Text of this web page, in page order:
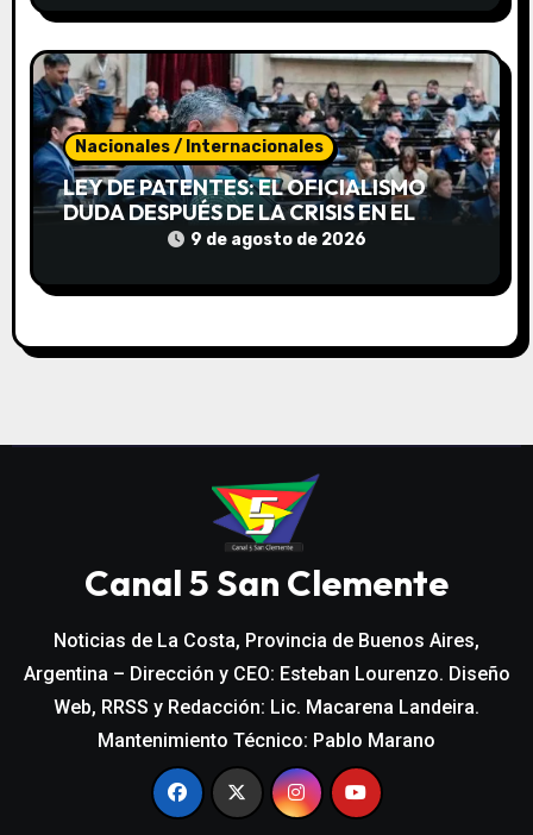
s
Nacionales / Internacionales
LEY DE PATENTES: EL OFICIALISMO
DUDA DESPUÉS DE LA CRISIS EN EL
9 de agosto de 2026
Canal 5 San Clemente
Noticias de La Costa, Provincia de Buenos Aires,
Argentina – Dirección y CEO: Esteban Lourenzo. Diseño
Web, RRSS y Redacción: Lic. Macarena Landeira.
Mantenimiento Técnico: Pablo Marano